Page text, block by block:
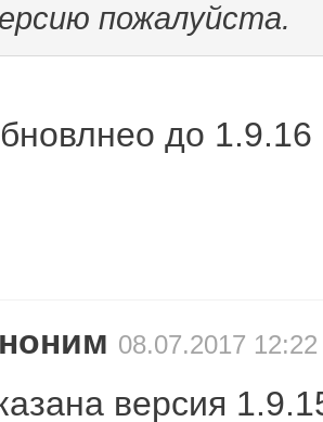
пожалуйста.
до 1.9.16
08.07.2017 12:22
версия